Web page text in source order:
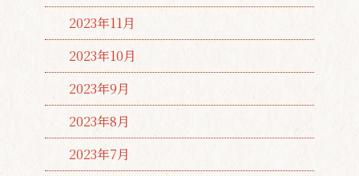
2023年11月
2023年10月
2023年9月
2023年8月
2023年7月